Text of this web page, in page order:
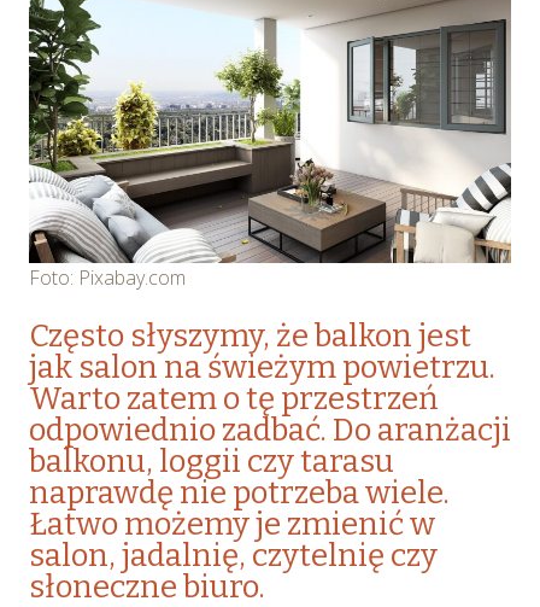
Foto: Pixabay.com
Często słyszymy, że balkon jest
jak salon na świeżym powietrzu.
Warto zatem o tę przestrzeń
odpowiednio zadbać. Do aranżacji
balkonu, loggii czy tarasu
naprawdę nie potrzeba wiele.
Łatwo możemy je zmienić w
salon, jadalnię, czytelnię czy
słoneczne biuro.